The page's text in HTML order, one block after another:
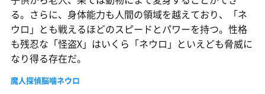
る。さらに、身体能力も人間の領域を越えており、「ネ
ウロ」とも戦えるほどのスピードとパワーを持つ。性格
も残忍な「怪盗X」はいくら「ネウロ」といえども脅威に
なり得る存在だ。
魔人探偵脳噛ネウロ